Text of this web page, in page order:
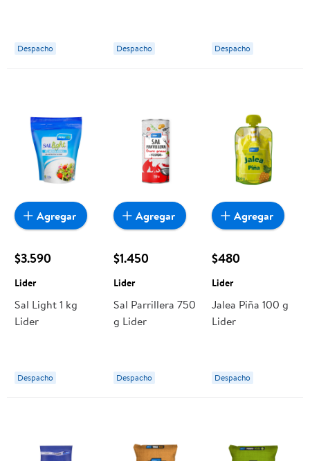
Despacho Despacho Despacho
$3.590
Lider
Sal Light 1 kg
Lider
Despacho
Agregar
$1.450
Lider
Sal Parrillera 750
g Lider
Despacho
Agregar
$480
Lider
Jalea Piña 100 g
Lider
Despacho
Agregar